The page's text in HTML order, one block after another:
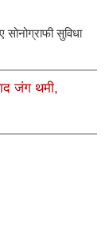
सुविधा
जंग थमी,